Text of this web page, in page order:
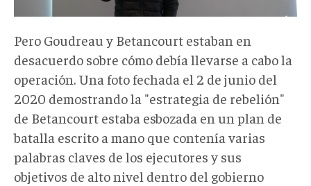
Pero Goudreau y Betancourt estaban en
desacuerdo sobre cómo debía llevarse a cabo la
operación. Una foto fechada el 2 de junio del
2020 demostrando la "estrategia de rebelión"
de Betancourt estaba esbozada en un plan de
batalla escrito a mano que contenía varias
palabras claves de los ejecutores y sus
objetivos de alto nivel dentro del gobierno